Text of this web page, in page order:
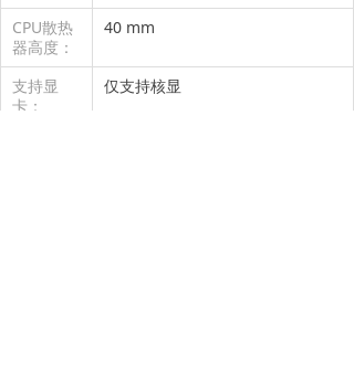
CPU散热
器高度：
40 mm
支持显
卡：
仅支持核显